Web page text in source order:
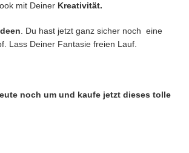
mit Deiner Kreativität.
. Du hast jetzt ganz sicher noch eine
Lass Deiner Fantasie freien Lauf.
noch um und kaufe jetzt dieses tolle